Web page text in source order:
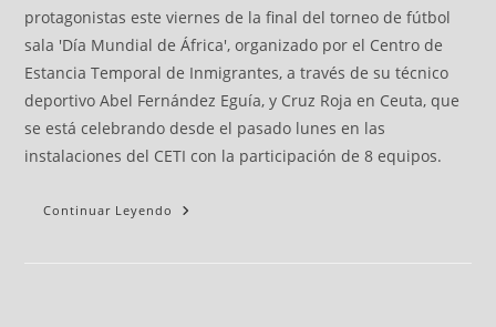
protagonistas este viernes de la final del torneo de fútbol
sala 'Día Mundial de África', organizado por el Centro de
Estancia Temporal de Inmigrantes, a través de su técnico
deportivo Abel Fernández Eguía, y Cruz Roja en Ceuta, que
se está celebrando desde el pasado lunes en las
instalaciones del CETI con la participación de 8 equipos.
Continuar Leyendo